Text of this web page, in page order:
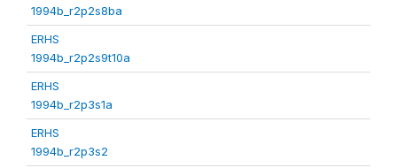
1994b_r2p2s8ba
ERHS
1994b_r2p2s9t10a
ERHS
1994b_r2p3s1a
ERHS
1994b_r2p3s2